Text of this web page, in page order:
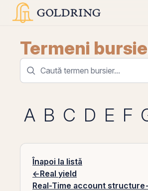
Termeni
A B C D E F
Înapoi la listă
←Real yield
Real-Time account structure